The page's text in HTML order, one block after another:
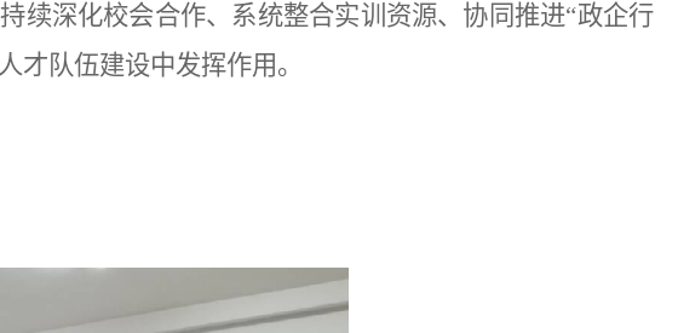
续深化校会合作、系统整合实训 资源、协同推进“政企行
才队伍建设中发挥作用。